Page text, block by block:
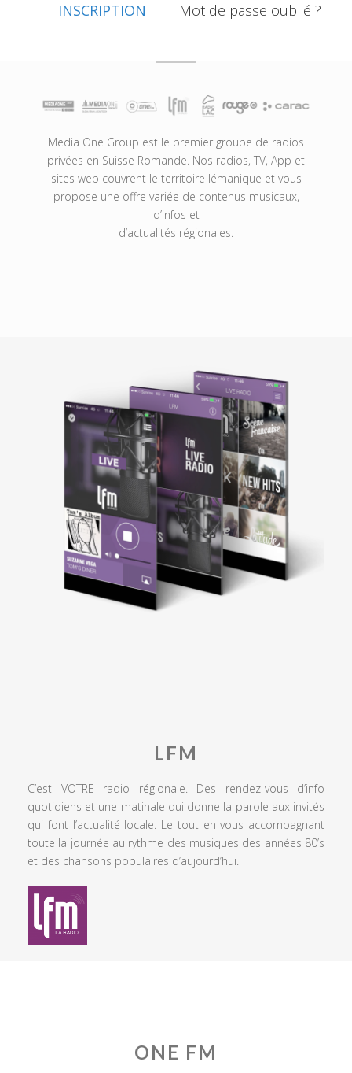
INSCRIPTION Mot de passe oublié ?
Media One Group est le premier groupe de radios
privées en Suisse Romande. Nos radios, TV, App et
sites web couvrent le territoire lémanique et vous
propose une offre variée de contenus musicaux,
d’infos et
d’actualités régionales.
LFM
C’est VOTRE radio régionale. Des rendez-vous d’info
quotidiens et une matinale qui donne la parole aux invités
qui font l’actualité locale. Le tout en vous accompagnant
toute la journée au rythme des musiques des années 80’s
et des chansons populaires d’aujourd’hui.
ONE FM